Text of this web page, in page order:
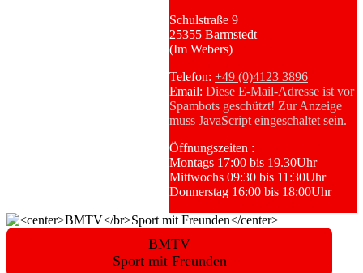
Schulstraße 9
25355 Barmstedt
(Im Webers)
Telefon: +49 (0)4123 3896
Email: Diese E-Mail-Adresse ist vor
Spambots geschützt! Zur Anzeige
muss JavaScript eingeschaltet sein.
Öffnungszeiten :
Montags 17:00 bis 19.30Uhr
Mittwochs 09:30 bis 11:30Uhr
Donnerstag 16:00 bis 18:00Uhr
BMTV
Sport mit Freunden